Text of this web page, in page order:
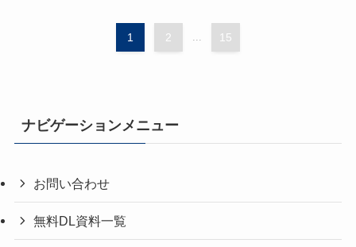
1 2 15
ナビゲーションメニュー
お問い合わせ
無料DL資料一覧